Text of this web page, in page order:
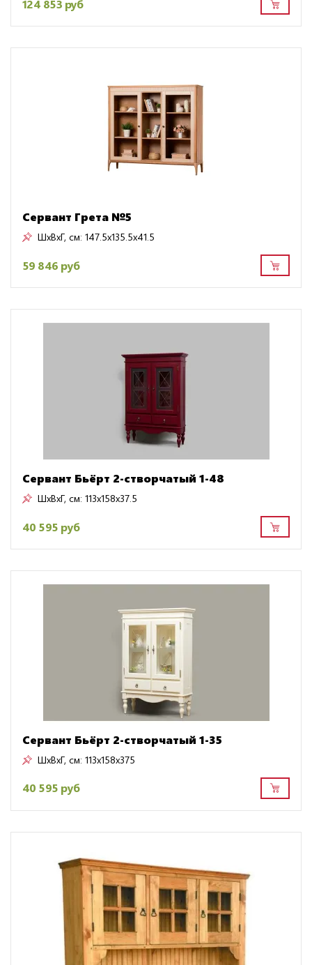
124 853 руб
Сервант Грета №5
ШxВxГ, см: 147.5x135.5x41.5
59 846 руб
Сервант Бьёрт 2-створчатый 1-48
ШxВxГ, см: 113x158x37.5
40 595 руб
Сервант Бьёрт 2-створчатый 1-35
ШxВxГ, см: 113x158x375
40 595 руб